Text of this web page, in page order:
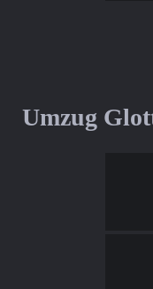
Umzug